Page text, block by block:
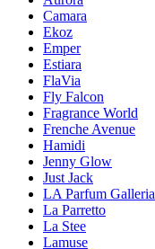
Camara
Ekoz
Emper
Estiara
FlaVia
Fly Falcon
Fragrance World
Frenche Avenue
Hamidi
Jenny Glow
Just Jack
LA Parfum Galleria
La Parretto
La Stee
Lamuse